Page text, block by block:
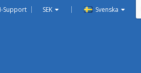
Support SEK | Svenska